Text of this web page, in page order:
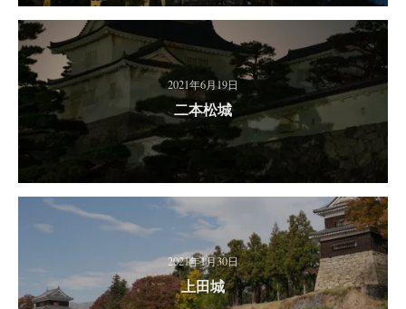
2021年6月19日
二本松城
2021年1月30日
上田城